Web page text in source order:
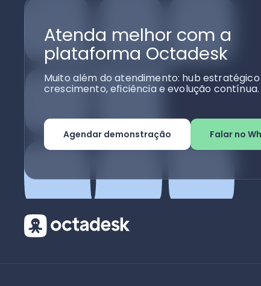
Atenda melhor com a
plataforma Octadesk
Muito além do atendimento: hub
crescimento, eficiência e evolução contínua.
Agendar demonstração Falar no